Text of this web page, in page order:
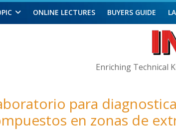
Enriching Technical
ONLINE LECTURES BUYERS GUIDE
para
en zonas de